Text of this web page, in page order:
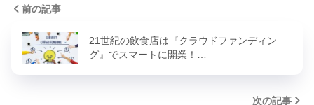
前の記事
21世紀の飲食店は『クラウドファンディン
グ』でスマートに開業！…
次の記事